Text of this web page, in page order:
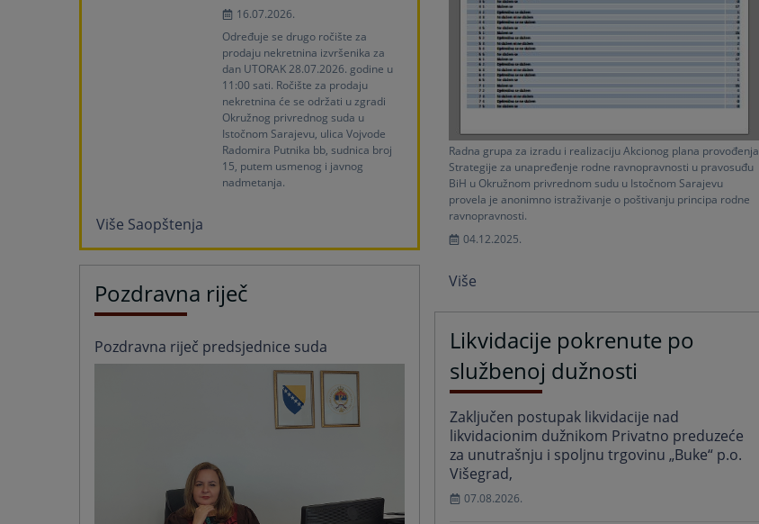
16.07.2026.
Određuje se drugo ročište za
prodaju nekretnina izvršenika za
dan UTORAK 28.07.2026. godine u
11:00 sati. Ročište za prodaju
nekretnina će se održati u zgradi
Okružnog privrednog suda u
Istočnom Sarajevu, ulica Vojvode
Radomira Putnika bb, sudnica broj
15, putem usmenog i javnog
nadmetanja.
Više Saopštenja
Pozdravna riječ
Pozdravna riječ predsjednice suda
Radna grupa za izradu i realizaciju Akcionog plana provođenja
Strategije za unapređenje rodne ravnopravnosti u pravosuđu
BiH u Okružnom privrednom sudu u Istočnom Sarajevu
provela je anonimno istraživanje o poštivanju principa rodne
ravnopravnosti.
04.12.2025.
Više
Likvidacije pokrenute po
službenoj dužnosti
Zaključen postupak likvidacije nad
likvidacionim dužnikom Privatno preduzeće
za unutrašnju i spoljnu trgovinu „Buke“ p.o.
Višegrad,
07.08.2026.